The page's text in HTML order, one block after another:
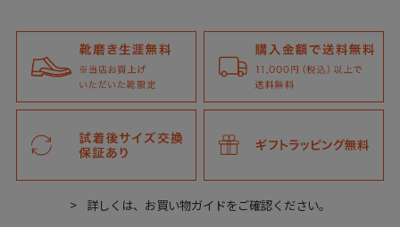
詳しくは、お買い物ガイドをご確認ください。